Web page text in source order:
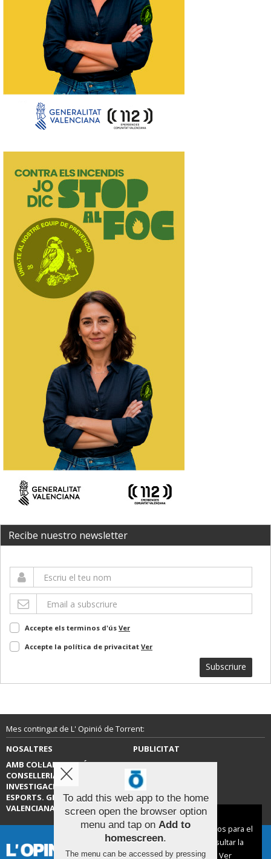
Recibe nuestro newsletter
Accepte els terminos d'ús Ver
Accepte la política de privacitat Ver
Subscriure
Mes contingut de L' Opinió de Torrent:
NOSALTRES
PUBLICITAT
AMB COL·LABORACIÓ DE LA
CONSELLERIA D’EDUCACIÓ,
INVESTIGACIÓ, CULTURA I
ESPORTS. GENERALITAT
VALENCIANA.
CONTACTE
To add this web app to the home
screen open the browser option
menu and tap on Add to
homescreen.
The menu can be accessed by pressing
Aviso sobre el Uso de cookies:
Utilizamos cookies nuestras y de terceros para el
funcionamiento del digital. Puedes consultar la
lista de cookies y como desconectarlas.
Ver